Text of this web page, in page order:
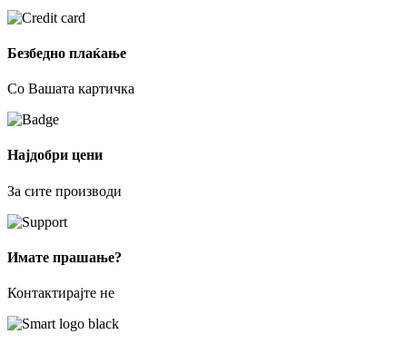
Безбедно плаќање
Со Вашата картичка
Најдобри цени
За сите производи
Имате прашање?
Контактирајте не